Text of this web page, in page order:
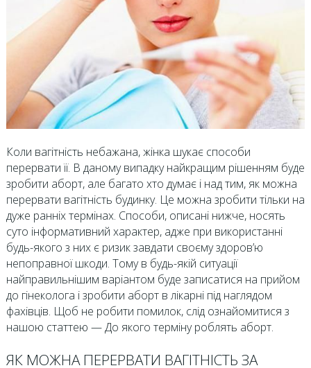
Коли вагітність небажана, жінка шукає способи
перервати її. В даному випадку найкращим рішенням буде
зробити аборт, але багато хто думає і над тим, як можна
перервати вагітність будинку. Це можна зробити тільки на
дуже ранніх термінах. Способи, описані нижче, носять
суто інформативний характер, адже при використанні
будь-якого з них є ризик завдати своєму здоров’ю
непоправної шкоди. Тому в будь-якій ситуації
найправильнішим варіантом буде записатися на прийом
до гінеколога і зробити аборт в лікарні під наглядом
фахівців. Щоб не робити помилок, слід ознайомитися з
нашою статтею — До якого терміну роблять аборт.
ЯК МОЖНА ПЕРЕРВАТИ ВАГІТНІСТЬ ЗА